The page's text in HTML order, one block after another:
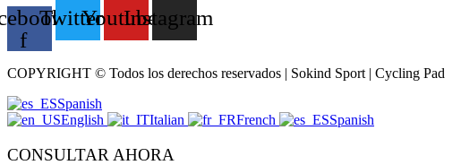
f
TwitterYoutubeInstagram
COPYRIGHT © Todos los derechos reservados | Sokind Sport | Cycling Pad
Spanish
English
Italian French Spanish
CONSULTAR AHORA